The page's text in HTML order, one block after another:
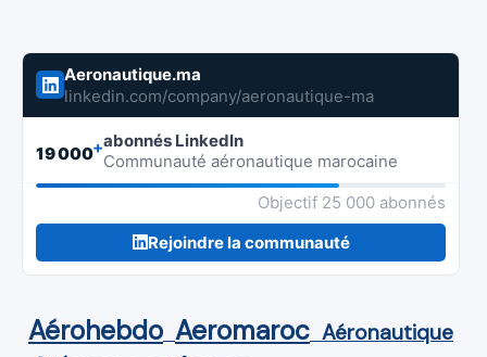
Aeronautique.ma
linkedin.com/company/aeronautique-ma
19 000+abonnés LinkedIn
Communauté aéronautique marocaine
Objectif 25 000 abonnés
Rejoindre la communauté
Aérohebdo Aeromaroc Aéronautique